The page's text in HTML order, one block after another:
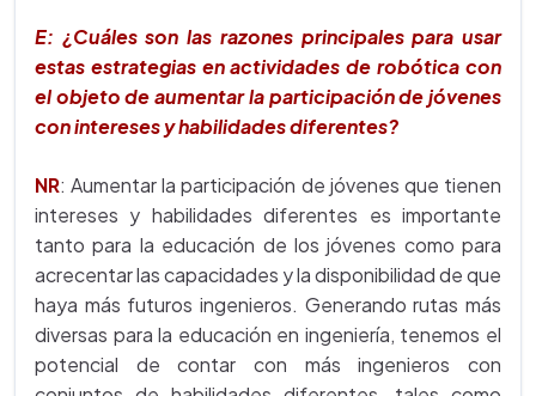
E: ¿Cuáles son las razones principales para usar
estas estrategias en actividades de robótica con
el objeto de aumentar la participación de jóvenes
con intereses y habilidades diferentes?
NR: Aumentar la participación de jóvenes que tienen
intereses y habilidades diferentes es importante
tanto para la educación de los jóvenes como para
acrecentar las capacidades y la disponibilidad de que
haya más futuros ingenieros. Generando rutas más
diversas para la educación en ingeniería, tenemos el
potencial de contar con más ingenieros con